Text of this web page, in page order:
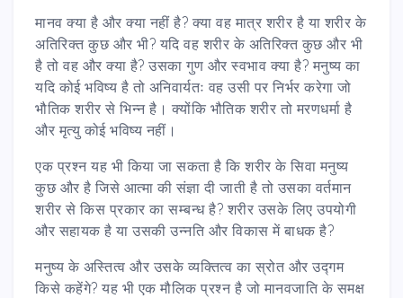
मानव क्या है और क्या नहीं है? क्या वह मात्र शरीर है या शरीर के
अतिरिक्त कुछ और भी? यदि वह शरीर के अतिरिक्त कुछ और भी
है तो वह और क्या है? उसका गुण और स्वभाव क्या है? मनुष्य का
यदि कोई भविष्य है तो अनिवार्यतः वह उसी पर निर्भर करेगा जो
भौतिक शरीर से भिन्न है। क्योंकि भौतिक शरीर तो मरणधर्मा है
और मृत्यु कोई भविष्य नहीं।
एक प्रश्न यह भी किया जा सकता है कि शरीर के सिवा मनुष्य
कुछ और है जिसे आत्मा की संज्ञा दी जाती है तो उसका वर्तमान
शरीर से किस प्रकार का सम्बन्ध है? शरीर उसके लिए उपयोगी
और सहायक है या उसकी उन्नति और विकास में बाधक है?
मनुष्य के अस्तित्व और उसके व्यक्तित्व का स्रोत और उद्गम
किसे कहेंगे? यह भी एक मौलिक प्रश्न है जो मानवजाति के समक्ष